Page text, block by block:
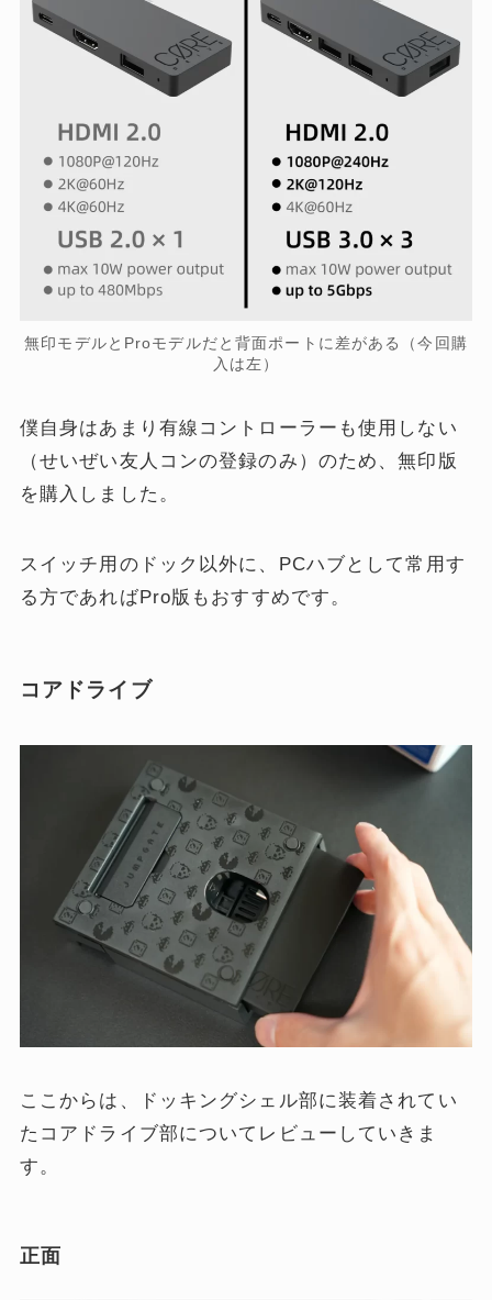
無印モデルとProモデルだと背面ポートに差がある（今回購
入は左）
僕自身はあまり有線コントローラーも使用しない
（せいぜい友人コンの登録のみ）のため、無印版
を購入しました。
スイッチ用のドック以外に、PCハブとして常用す
る方であればPro版もおすすめです。
コアドライブ
ここからは、ドッキングシェル部に装着されてい
たコアドライブ部についてレビューしていきま
す。
正面